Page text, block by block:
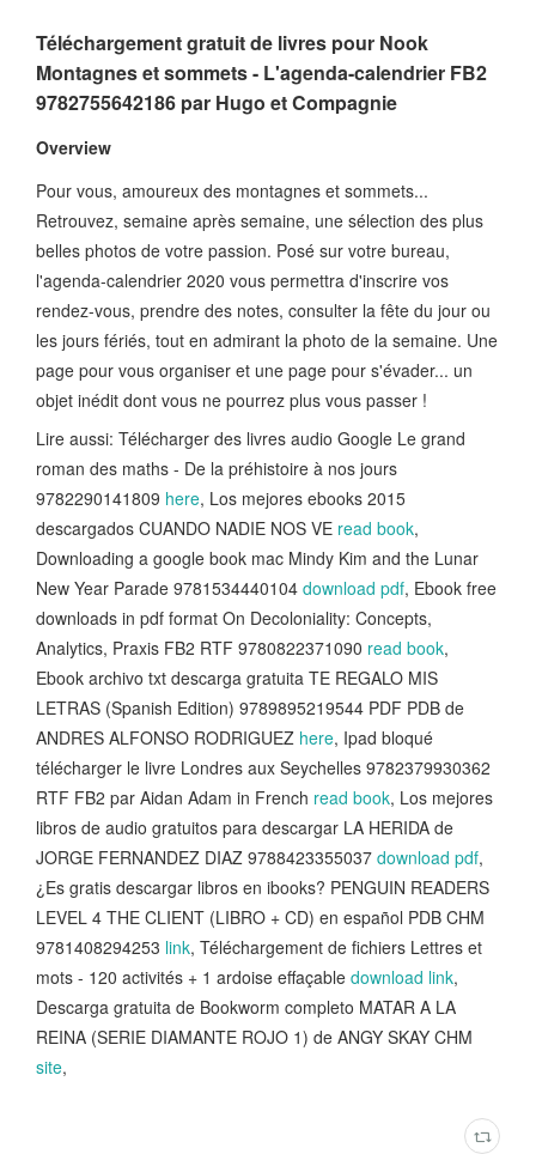
Téléchargement gratuit de livres pour Nook
Montagnes et sommets - L'agenda-calendrier FB2
9782755642186 par Hugo et Compagnie
Overview
Pour vous, amoureux des montagnes et sommets...
Retrouvez, semaine après semaine, une sélection des plus
belles photos de votre passion. Posé sur votre bureau,
l'agenda-calendrier 2020 vous permettra d'inscrire vos
rendez-vous, prendre des notes, consulter la fête du jour ou
les jours fériés, tout en admirant la photo de la semaine. Une
page pour vous organiser et une page pour s'évader... un
objet inédit dont vous ne pourrez plus vous passer !
Lire aussi: Télécharger des livres audio Google Le grand
roman des maths - De la préhistoire à nos jours
9782290141809 here, Los mejores ebooks 2015
descargados CUANDO NADIE NOS VE read book,
Downloading a google book mac Mindy Kim and the Lunar
New Year Parade 9781534440104 download pdf, Ebook free
downloads in pdf format On Decoloniality: Concepts,
Analytics, Praxis FB2 RTF 9780822371090 read book,
Ebook archivo txt descarga gratuita TE REGALO MIS
LETRAS (Spanish Edition) 9789895219544 PDF PDB de
ANDRES ALFONSO RODRIGUEZ here, Ipad bloqué
télécharger le livre Londres aux Seychelles 9782379930362
RTF FB2 par Aidan Adam in French read book, Los mejores
libros de audio gratuitos para descargar LA HERIDA de
JORGE FERNANDEZ DIAZ 9788423355037 download pdf,
¿Es gratis descargar libros en ibooks? PENGUIN READERS
LEVEL 4 THE CLIENT (LIBRO + CD) en español PDB CHM
9781408294253 link, Téléchargement de fichiers Lettres et
mots - 120 activités + 1 ardoise effaçable download link,
Descarga gratuita de Bookworm completo MATAR A LA
REINA (SERIE DIAMANTE ROJO 1) de ANGY SKAY CHM
site,